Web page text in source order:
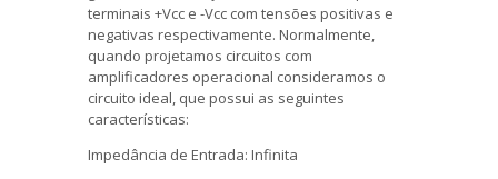
terminais +Vcc e -Vcc com tensões positivas e
negativas respectivamente. Normalmente,
quando projetamos circuitos com
amplificadores operacional consideramos o
circuito ideal, que possui as seguintes
características:
Impedância de Entrada: Infinita